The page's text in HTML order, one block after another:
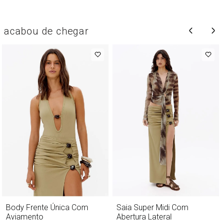
acabou de chegar
Body Frente Única Com
Aviamento
Saia Super Midi Com
Abertura Lateral